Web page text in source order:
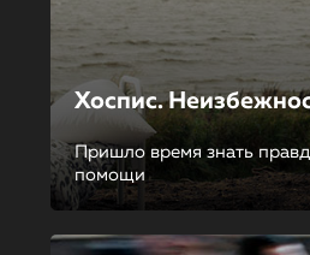
Хоспис.
Пришло время знать
помощи